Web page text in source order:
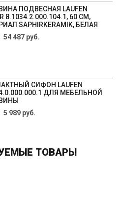
ПОДВЕСНАЯ LAUFEN
8.1034.2.000.104.1, 60 СМ,
SAPHIRKERAMIK, БЕЛАЯ
54 487 руб.
СИФОН LAUFEN
ДЛЯ МЕБЕЛЬНОЙ
5 989 руб.
ТОВАРЫ